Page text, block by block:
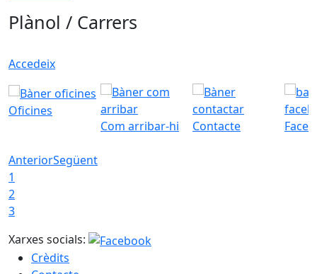
Plànol / Carrers
Accedeix
Oficines
Com arribar-hi
Contacte
AnteriorSegüent
1
2
3
Xarxes socials:
Crèdits